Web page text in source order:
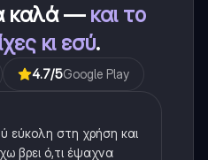
καλά — και το
κι εσύ.
4.7/5Google Play
εύκολη στη χρήση και
βρει ό,τι έψαχνα